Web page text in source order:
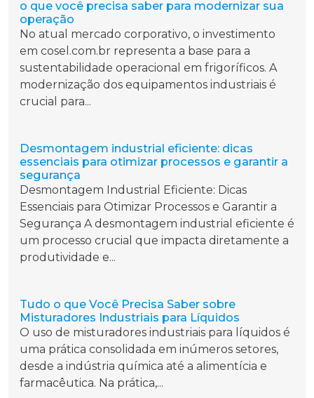
o que você precisa saber para modernizar sua
operação
No atual mercado corporativo, o investimento
em cosel.com.br representa a base para a
sustentabilidade operacional em frigoríficos. A
modernização dos equipamentos industriais é
crucial para...
Desmontagem industrial eficiente: dicas
essenciais para otimizar processos e garantir a
segurança
Desmontagem Industrial Eficiente: Dicas
Essenciais para Otimizar Processos e Garantir a
Segurança A desmontagem industrial eficiente é
um processo crucial que impacta diretamente a
produtividade e...
Tudo o que Você Precisa Saber sobre
Misturadores Industriais para Líquidos
O uso de misturadores industriais para líquidos é
uma prática consolidada em inúmeros setores,
desde a indústria química até a alimentícia e
farmacêutica. Na prática,...